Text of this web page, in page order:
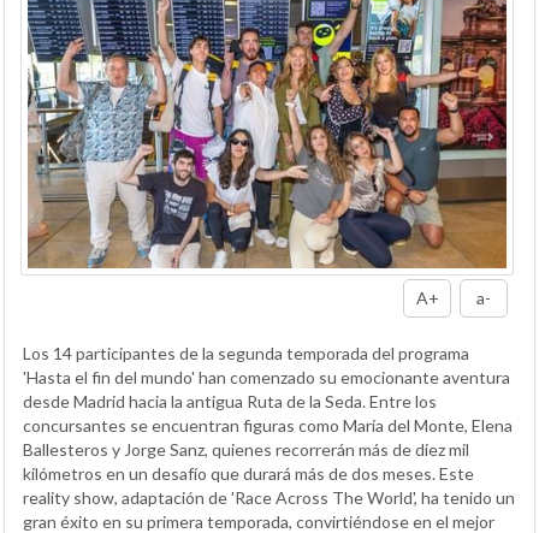
A+ a-
Los 14 participantes de la segunda temporada del programa
'Hasta el fin del mundo' han comenzado su emocionante aventura
desde Madrid hacia la antigua Ruta de la Seda. Entre los
concursantes se encuentran figuras como María del Monte, Elena
Ballesteros y Jorge Sanz, quienes recorrerán más de diez mil
kilómetros en un desafío que durará más de dos meses. Este
reality show, adaptación de 'Race Across The World', ha tenido un
gran éxito en su primera temporada, convirtiéndose en el mejor